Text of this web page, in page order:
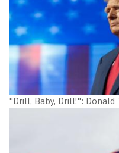
"Drill, Baby, Drill!": Donald